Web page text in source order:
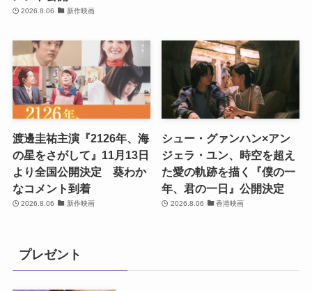
2026.8.06 新作映画
渡邊圭祐主演『2126年、海
の星をさがして』11月13日
より全国公開決定 葵わか
なコメント到着
2026.8.06 新作映画
シュー・グァンハン×アン
ジェラ・ユン、時空を超え
た愛の軌跡を描く『僕の一
年、君の一日』公開決定
2026.8.06 香港映画
プレゼント